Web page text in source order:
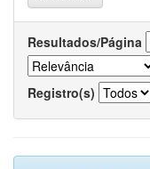
Resultados/Página
Registro(s)